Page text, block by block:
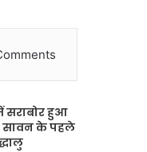
सराबोर हुआ
सावन के पहले